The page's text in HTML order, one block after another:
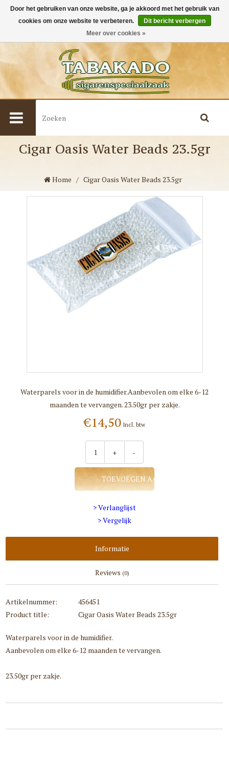
Cigar Oasis Water Beads 23.5gr
Home / Cigar Oasis Water Beads 23.5gr
Waterparels voor in de humidifier.Aanbevolen om elke 6-12
maanden te vervangen. 23.50gr per zakje.
€14,50 Incl. btw
+ -
TOEVOEGEN AAN WINKELWAGEN
> Verlanglijst
> Vergelijk
Informatie
Reviews (0)
Artikelnummer:
456451
Product title:
Cigar Oasis Water Beads 23.5gr
Waterparels voor in de humidifier.
Aanbevolen om elke 6-12 maanden te vervangen.
23.50gr per zakje.
Door het gebruiken van onze website, ga je akkoord met het gebruik van
cookies om onze website te verbeteren.
Dit bericht verbergen
Meer over cookies »